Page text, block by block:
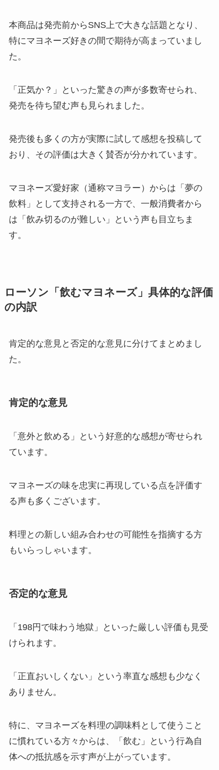
本商品は発売前からSNS上で大きな話題となり、
特にマヨネーズ好きの間で期待が高まっていまし
た。
「正気か？」といった驚きの声が多数寄せられ、
発売を待ち望む声も見られました。
発売後も多くの方が実際に試して感想を投稿して
おり、その評価は大きく賛否が分かれています。
マヨネーズ愛好家（通称マヨラー）からは「夢の
飲料」として支持される一方で、一般消費者から
は「飲み切るのが難しい」という声も目立ちま
す。
ローソン「飲むマヨネーズ」具体的な評価
の内訳
肯定的な意見と否定的な意見に分けてまとめまし
た。
肯定的な意見
「意外と飲める」という好意的な感想が寄せられ
ています。
マヨネーズの味を忠実に再現している点を評価す
る声も多くございます。
料理との新しい組み合わせの可能性を指摘する方
もいらっしゃいます。
否定的な意見
「198円で味わう地獄」といった厳しい評価も見受
けられます。
「正直おいしくない」という率直な感想も少なく
ありません。
特に、マヨネーズを料理の調味料として使うこと
に慣れている方々からは、「飲む」という行為自
体への抵抗感を示す声が上がっています。